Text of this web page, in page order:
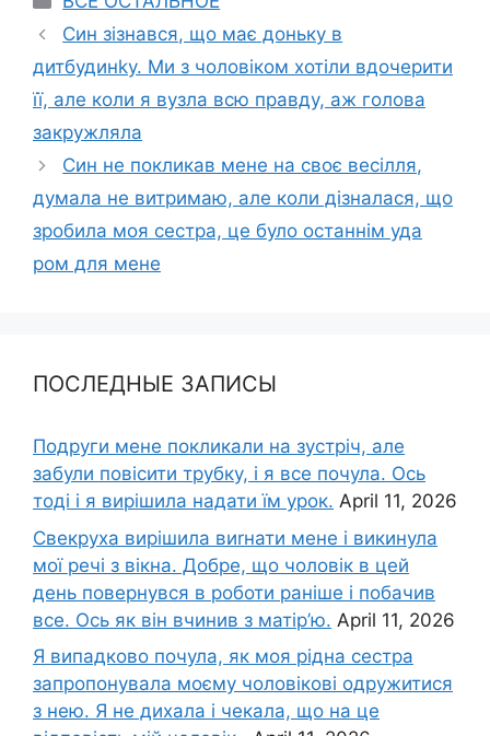
Син зізнався, що має доньку в
дитбудинkу. Ми з чоловіком хотіли вдочерити
її, але коли я вузла всю правду, аж голова
закружляла
Син не покликав мене на своє весілля,
думала не витримаю, але коли дізналася, що
зробила моя сестра, це було останнім уда
ром для мене
ПОСЛЕДНЫЕ ЗАПИСЫ
Подруги мене покликали на зустріч, але
забули повісити трубку, і я все почула. Ось
тоді і я вирішила надати їм урок. April 11, 2026
Свекруха вирішила виrнати мене і викинула
мої речі з вікна. Добре, що чоловік в цей
день повернувся в роботи раніше і побачив
все. Ось як він вчинив з матір’ю. April 11, 2026
Я випадково почула, як моя рідна сестра
запропонувала моєму чоловікові одружитися
з нею. Я не дихала і чекала, що на це